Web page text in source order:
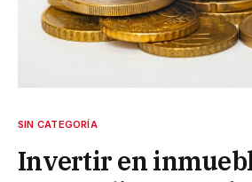
SIN CATEGORÍA
Invertir en